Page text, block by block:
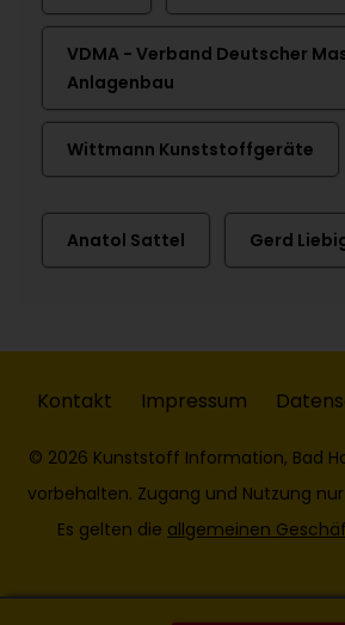
VDMA - Verband Deutscher
Anlagenbau
Wittmann Kunststoffgeräte
Anatol Sattel Gerd
Kontakt Impressum
© 2026 Kunststoff Information, Bad
vorbehalten. Zugang und Nutzung
Es gelten die allgemeinen